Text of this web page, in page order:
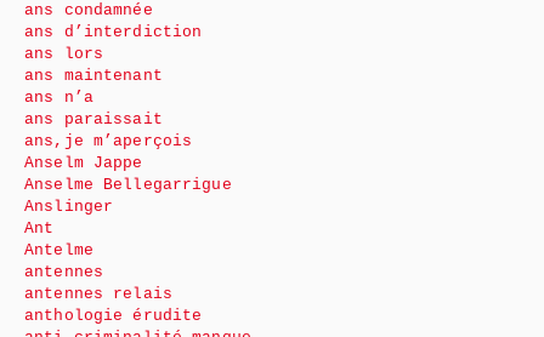
ans condamnée
ans d’interdiction
ans lors
ans maintenant
ans n’a
ans paraissait
ans,je m’aperçois
Anselm Jappe
Anselme Bellegarrigue
Anslinger
Ant
Antelme
antennes
antennes relais
anthologie érudite